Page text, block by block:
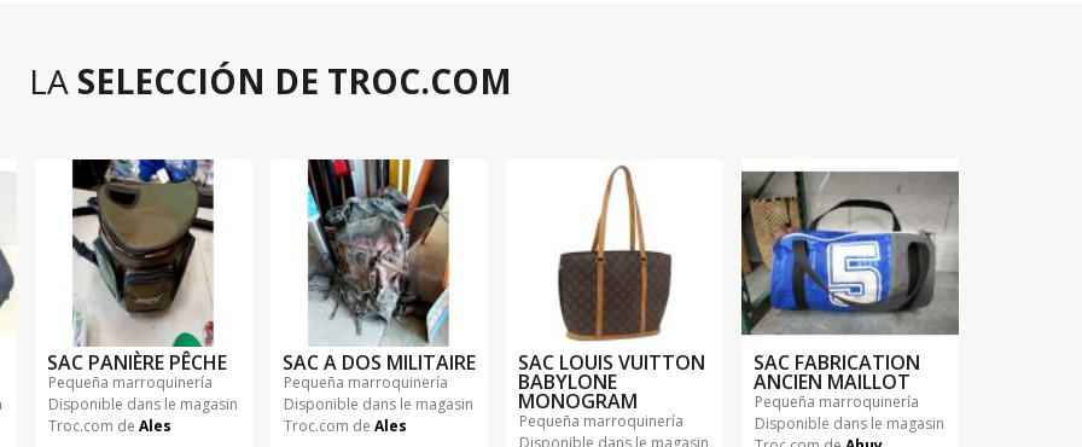
LA SELECCIÓN DE TROC.COM
SAC PANIÈRE PÊCHE
pequeña marroquinería
Disponible dans le magasin
Troc.com de Ales
SAC A DOS MILITAIRE
pequeña marroquinería
Disponible dans le magasin
Troc.com de Ales
SAC LOUIS VUITTON
BABYLONE
MONOGRAM
pequeña marroquinería
SAC FABRICATION
ANCIEN MAILLOT
pequeña marroquinería
Disponible dans le magasin